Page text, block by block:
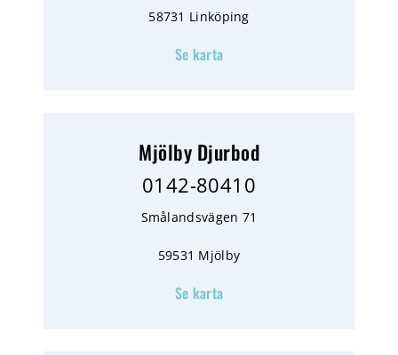
58731 Linköping
Se karta
Mjölby Djurbod
0142-80410
Smålandsvägen 71
59531 Mjölby
Se karta